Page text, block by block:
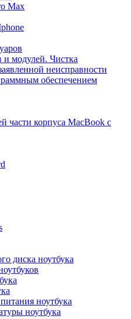
Max
и модулей. Чистка
неисправности
обеспечением
части корпуса MacBook с
диска ноутбука
ноутбука
ноутбука